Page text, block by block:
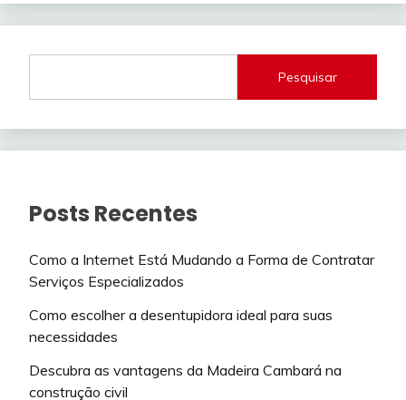
Pesquisar
Posts Recentes
Como a Internet Está Mudando a Forma de Contratar
Serviços Especializados
Como escolher a desentupidora ideal para suas
necessidades
Descubra as vantagens da Madeira Cambará na
construção civil